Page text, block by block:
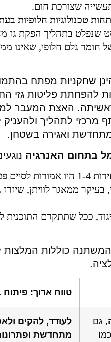
שצורכת חום.
טכנולוגיות חלופיות
שנפלט בתהליך הפקת גז
של חומר גלם חלופי, שאינו
הינן שחקניות מפתח
להפחתת פליטות גזי
האצת המעבר
לתהליך ולהעניק
מתחדשת ואגירה בשטחן.
בתחום האנרגיה
2022)
בעיקר ממאגר לוויתן,
ככל שתתקדם התוכנית
כוללות המלצות
טווח ארוך: פיתוח
, גם
לעודד, להקים
מתחדשת